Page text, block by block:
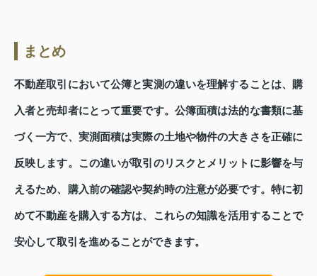
まとめ
不動産取引において公簿と実測の違いを理解することは、購
入者と売却者にとって重要です。公簿面積は法的な書類に基
づく一方で、実測面積は実際の土地や物件の大きさを正確に
反映します。この違いが取引のリスクとメリットに影響を与
えるため、購入前の確認や契約時の注意が必要です。特に初
めて不動産を購入する方は、これらの知識を活用することで
安心して取引を進めることができます。